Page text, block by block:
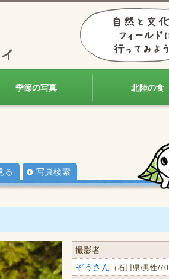
季節の写真 北陸の食
る 写真検索
撮影者
ぞうさん
（石川県/男性/70